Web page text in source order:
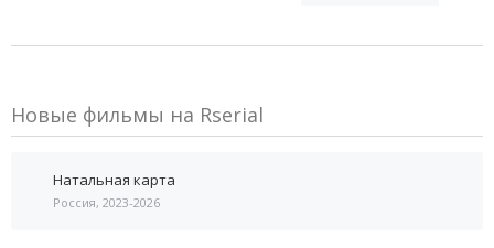
Новые фильмы на Rserial
Натальная карта
Россия, 2023-2026